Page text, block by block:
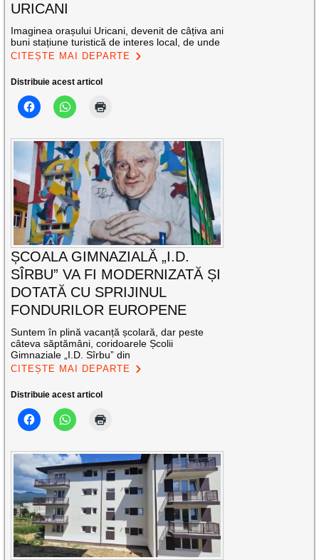
URICANI
Imaginea orașului Uricani, devenit de câțiva ani
buni stațiune turistică de interes local, de unde
CITEȘTE MAI DEPARTE
Distribuie acest articol
ȘCOALA GIMNAZIALĂ „I.D.
SÎRBU” VA FI MODERNIZATĂ ȘI
DOTATĂ CU SPRIJINUL
FONDURILOR EUROPENE
Suntem în plină vacanță școlară, dar peste
câteva săptămâni, coridoarele Școlii
Gimnaziale „I.D. Sîrbu” din
CITEȘTE MAI DEPARTE
Distribuie acest articol